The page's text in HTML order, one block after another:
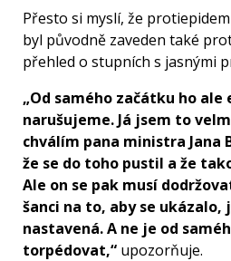
Přesto si myslí, že
byl původně zaveden také
přehled o stupních s jasnými
„Od samého začátku ho ale
narušujeme. Já jsem to
chválím pana ministra Jana
že se do toho pustil a že
Ale on se pak musí
šanci na to, aby se
nastavená. A ne je od
torpédovat,“ upozorňuje.